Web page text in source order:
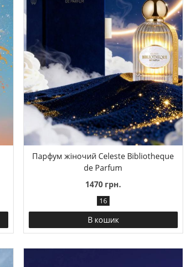
Парфум жіночий Celeste Bibliotheque
de Parfum
1470 грн.
16
В кошик